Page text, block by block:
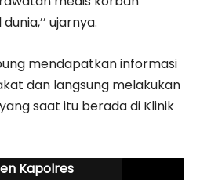
ujarnya.
mendapatkan informasi
dan langsung melakukan
saat itu berada di Klinik
Kapolres